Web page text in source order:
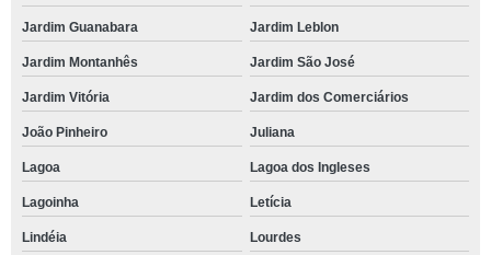
Jardim Guanabara Jardim Leblon
Jardim Montanhês Jardim São José
Jardim Vitória Jardim dos Comerciários
João Pinheiro Juliana
Lagoa Lagoa dos Ingleses
Lagoinha Letícia
Lindéia Lourdes